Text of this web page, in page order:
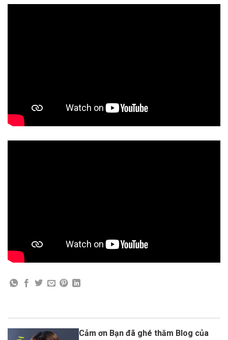
Cảm ơn Bạn đã ghé thăm Blog của